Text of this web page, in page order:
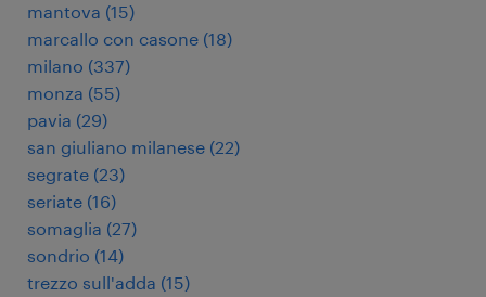
mantova (15)
marcallo con casone (18)
milano (337)
monza (55)
pavia (29)
san giuliano milanese (22)
segrate (23)
seriate (16)
somaglia (27)
sondrio (14)
trezzo sull'adda (15)